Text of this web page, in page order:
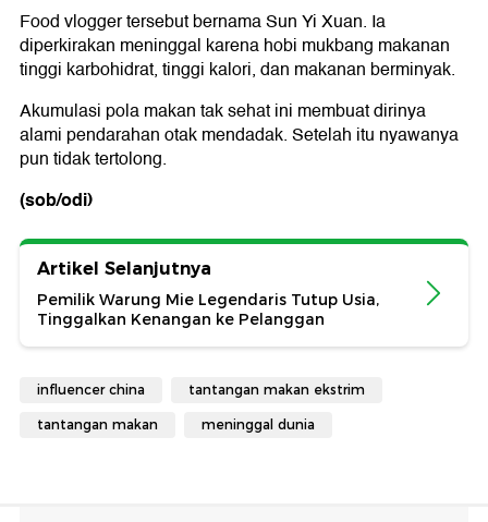
Food vlogger tersebut bernama Sun Yi Xuan. Ia
diperkirakan meninggal karena hobi mukbang makanan
tinggi karbohidrat, tinggi kalori, dan makanan berminyak.
Akumulasi pola makan tak sehat ini membuat dirinya
alami pendarahan otak mendadak. Setelah itu nyawanya
pun tidak tertolong.
(sob/odi)
Artikel Selanjutnya
Pemilik Warung Mie Legendaris Tutup Usia,
Tinggalkan Kenangan ke Pelanggan
influencer china tantangan makan ekstrim
tantangan makan meninggal dunia